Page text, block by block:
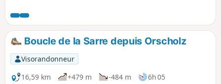
puis jusqu'au bord de la rivière avant de remonter vers le
point de départ, le tout au sein d'un splendide cadre
forestier.Boucle de la Sarre depuis Orscholz
Visorandonneur
16,59 km
+479 m -484 m
6h 05